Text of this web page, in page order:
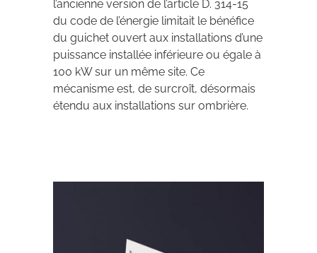
l’ancienne version de l’article D. 314-15
du code de l’énergie limitait le bénéfice
du guichet ouvert aux installations d’une
puissance installée inférieure ou égale à
100 kW sur un même site. Ce
mécanisme est, de surcroît, désormais
étendu aux installations sur ombrière.